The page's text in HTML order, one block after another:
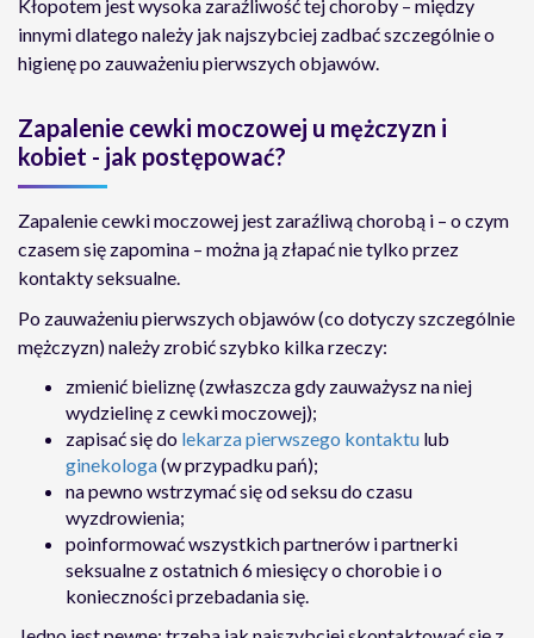
Kłopotem jest wysoka zaraźliwość tej choroby – między
innymi dlatego należy jak najszybciej zadbać szczególnie o
higienę po zauważeniu pierwszych objawów.
Zapalenie cewki moczowej u mężczyzn i
kobiet - jak postępować?
Zapalenie cewki moczowej jest zaraźliwą chorobą i – o czym
czasem się zapomina – można ją złapać nie tylko przez
kontakty seksualne.
Po zauważeniu pierwszych objawów (co dotyczy szczególnie
mężczyzn) należy zrobić szybko kilka rzeczy:
zmienić bieliznę (zwłaszcza gdy zauważysz na niej
wydzielinę z cewki moczowej);
zapisać się do lekarza pierwszego kontaktu lub
ginekologa(w przypadku pań);
na pewno wstrzymać się od seksu do czasu
wyzdrowienia;
poinformować wszystkich partnerów i partnerki
seksualne z ostatnich 6 miesięcy o chorobie i o
konieczności przebadania się.